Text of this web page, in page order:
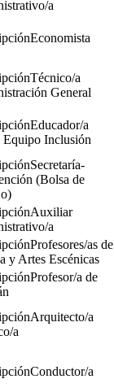
a
Economista
Técnico/a
General
Educador/a
Equipo Inclusión
Secretaría-
(Bolsa de
Auxiliar
a
Profesores/as de
y Artes Escénicas
Profesor/a de
Arquitecto/a
a
Conductor/a